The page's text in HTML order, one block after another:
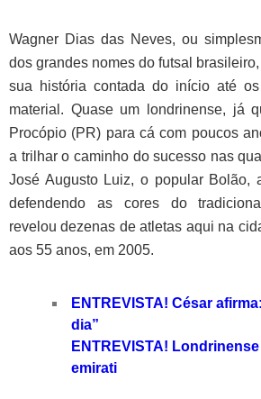
Wagner Dias das Neves, ou
dos grandes nomes do futsal
sua história contada do início até
material. Quase um londrinense, já
Procópio (PR) para cá com poucos
a trilhar o caminho do sucesso nas
José Augusto Luiz, o popular Bolão,
defendendo as cores do
revelou dezenas de atletas aqui na
aos 55 anos, em 2005.
ENTREVISTA! César
dia”
ENTREVISTA!
emirati